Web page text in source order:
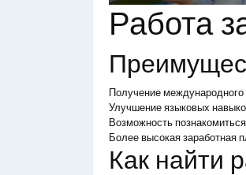
Работа
Получение
Улучшение языковых
Возможность
Более высокая заработная
Как найти